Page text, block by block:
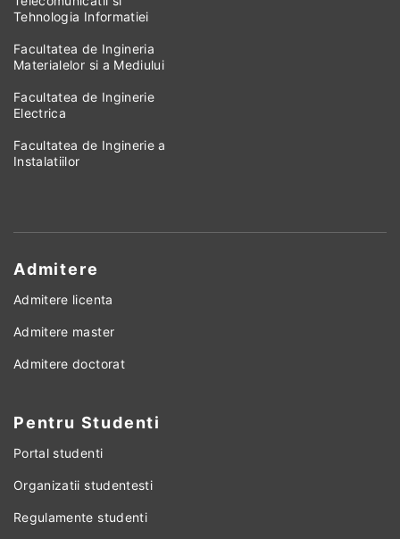
Tehnologia Informatiei
Facultatea de Ingineria
Materialelor si a Mediului
Facultatea de Inginerie
Electrica
Facultatea de Inginerie a
Instalatiilor
Admitere
Admitere licenta
Admitere master
Admitere doctorat
Pentru Studenti
Portal studenti
Organizatii studentesti
Regulamente studenti